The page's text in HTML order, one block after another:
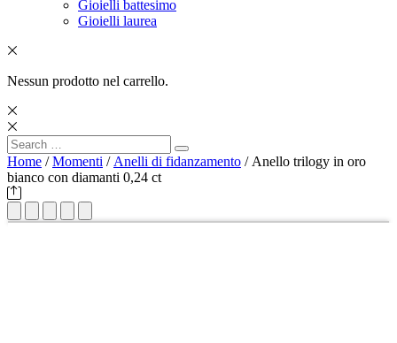
Gioielli battesimo
Gioielli laurea
Nessun prodotto nel carrello.
Search
for:
Search
Home /Momenti / Anelli di fidanzamento / Anello trilogy in oro
bianco con diamanti 0,24 ct